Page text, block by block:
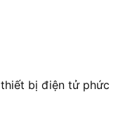
bị điện tử phức